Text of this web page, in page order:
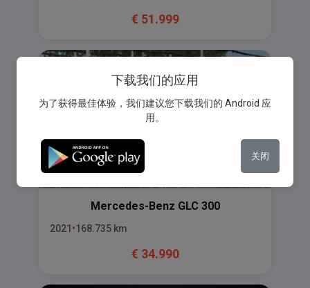
€ 51.999
Mercedes-Benz GLC 300
2021 168.735 km
€ 34.990
下载我们的应用
为了获得最佳体验，我们建议您下载我们的 Android 应
用。
关闭